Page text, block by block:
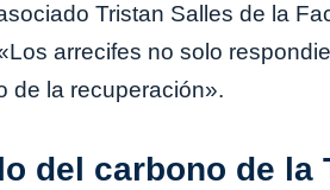
Tristan Salles de la
arrecifes no solo
de la recuperación».
del carbono de la